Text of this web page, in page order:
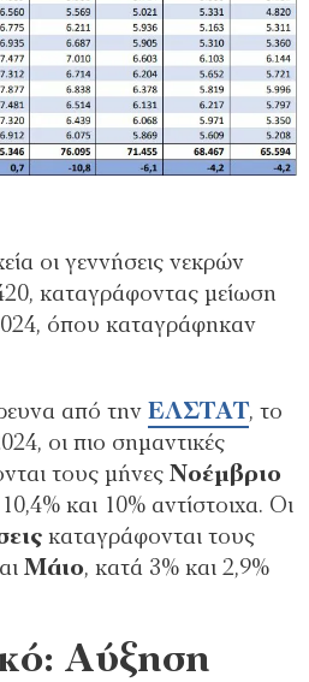
οι γεννήσεις νεκρών
καταγράφοντας μείωση
όπου καταγράφηκαν
από την ΕΛΣΤΑΤ, το
οι πιο σημαντικές
τους μήνες Νοέμβριο
και 10% αντίστοιχα. Οι
καταγράφονται τους
Μάιο, κατά 3% και 2,9%
Αύξηση